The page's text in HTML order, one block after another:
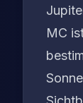
MC